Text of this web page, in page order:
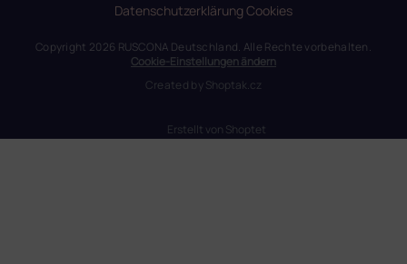
DatenschutzerklärungCookies
Erstellt von Shoptet
Copyright 2026 RUSCONA Deutschland. Alle Rechte vorbehalten.
Cookie-Einstellungen ändern
Created byShoptak.cz